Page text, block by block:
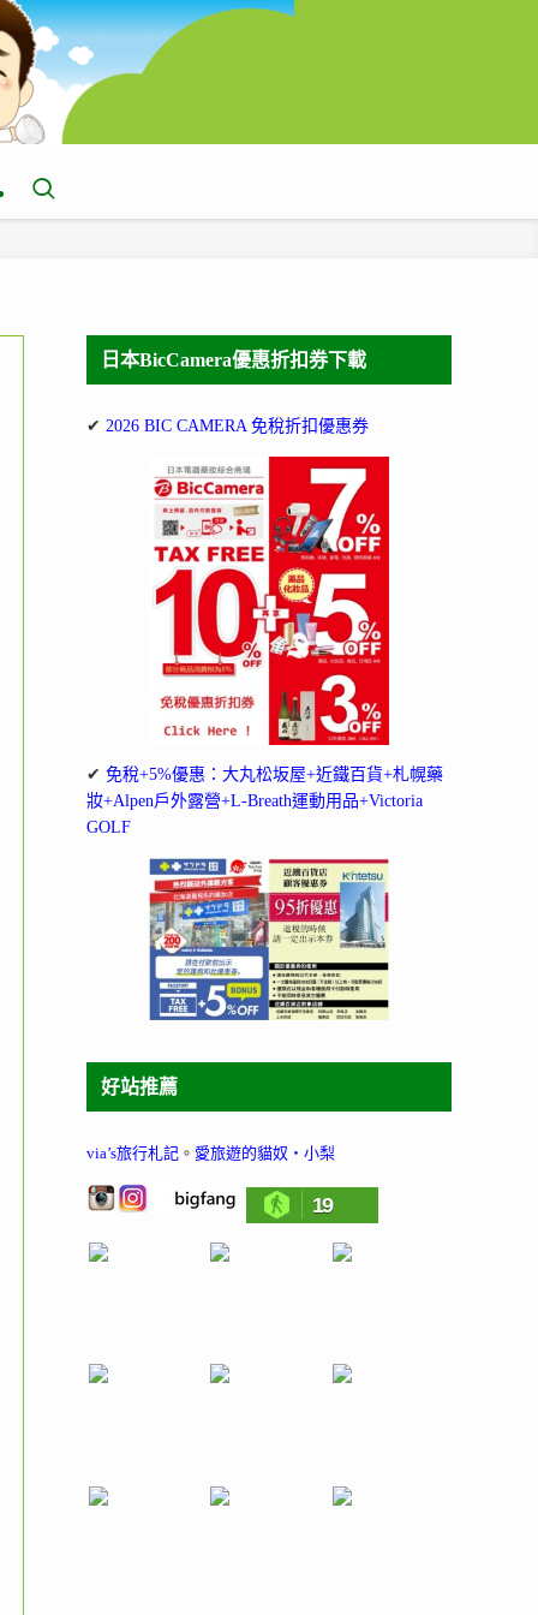
日本BicCamera優惠折扣券下載
✔ 2026 BIC CAMERA 免稅折扣優惠券
✔ 免稅+5%優惠：大丸松坂屋+近鐵百貨+札幌藥
妝+Alpen戶外露營+L-Breath運動用品+Victoria
GOLF
好站推薦
via’s旅行札記 。 愛旅遊的貓奴‧小梨
19